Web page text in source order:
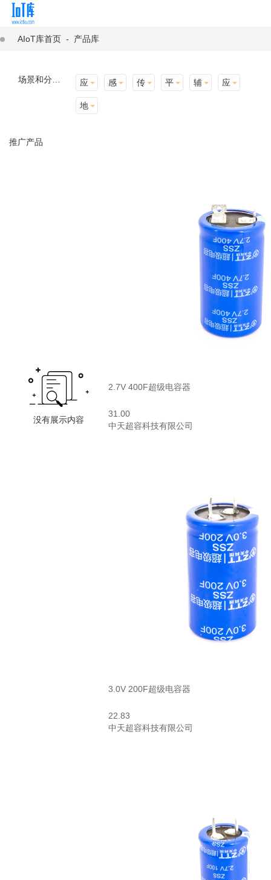
AIoT库首页 - 产品库
应用场景 感知层 传输层 平台层 辅助产品与材料 应用终端
地址选择
推广产品
2.7V 400F超级电容器
31.00
中天超容科技有限公司
3.0V 200F超级电容器
22.83
中天超容科技有限公司